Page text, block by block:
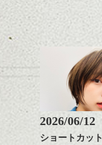
あご下のライン
さを残したボブ
も出しやすくて
な方に
おすすめですね。
前髪もやや重め
してラインを強
もこれからは良い
す、
目元が引き締ま
2026/06/12
ショートカッ